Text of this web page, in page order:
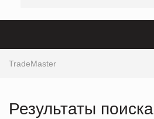
TradeMaster
Результаты поиска